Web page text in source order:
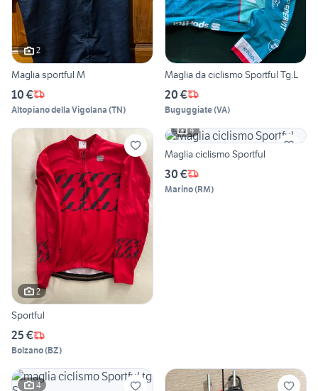
2
Maglia sportful M
10 €
Altopiano della Vigolana (TN)
Maglia da ciclismo Sportful Tg.L
20 €
Buguggiate(VA)
2
Sportful
25 €
Bolzano(BZ)
4
Maglia ciclismo Sportful
30 €
Marino(RM)
4